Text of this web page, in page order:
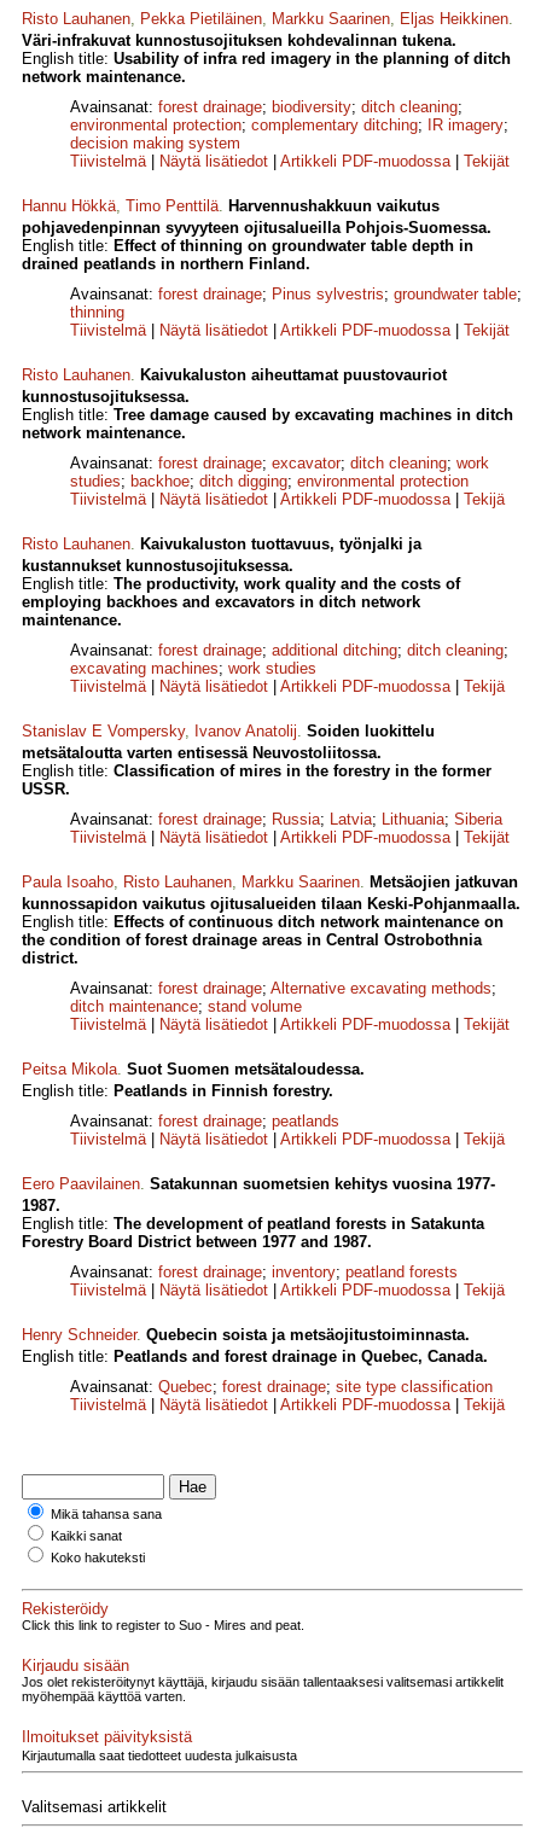
Risto Lauhanen, Pekka Pietiläinen, Markku Saarinen, Eljas Heikkinen.
Väri-infrakuvat kunnostusojituksen kohdevalinnan tukena.
English title: Usability of infra red imagery in the planning of ditch
network maintenance.
Avainsanat: forest drainage; biodiversity; ditch cleaning;
environmental protection; complementary ditching; IR imagery;
decision making system
Tiivistelmä| Näytä lisätiedot Artikkeli PDF-muodossa| Tekijät
Hannu Hökkä, Timo Penttilä. Harvennushakkuun vaikutus
pohjavedenpinnan syvyyteen ojitusalueilla Pohjois-Suomessa.
English title: Effect of thinning on groundwater table depth in
drained peatlands in northern Finland.
Avainsanat: forest drainage; Pinus sylvestris; groundwater table;
thinning
Tiivistelmä| Näytä lisätiedot Artikkeli PDF-muodossa| Tekijät
Risto Lauhanen. Kaivukaluston aiheuttamat puustovauriot
kunnostusojituksessa.
English title: Tree damage caused by excavating machines in ditch
network maintenance.
Avainsanat: forest drainage; excavator; ditch cleaning; work
studies; backhoe; ditch digging; environmental protection
Tiivistelmä| Näytä lisätiedot Artikkeli PDF-muodossa| Tekijä
Risto Lauhanen. Kaivukaluston tuottavuus, työnjalki ja
kustannukset kunnostusojituksessa.
English title: The productivity, work quality and the costs of
employing backhoes and excavators in ditch network
maintenance.
Avainsanat: forest drainage; additional ditching; ditch cleaning;
excavating machines; work studies
Tiivistelmä| Näytä lisätiedot Artikkeli PDF-muodossa| Tekijä
Stanislav E Vompersky, Ivanov Anatolij. Soiden luokittelu
metsätaloutta varten entisessä Neuvostoliitossa.
English title: Classification of mires in the forestry in the former
USSR.
Avainsanat: forest drainage; Russia; Latvia; Lithuania; Siberia
Tiivistelmä| Näytä lisätiedot Artikkeli PDF-muodossa| Tekijät
Paula Isoaho, Risto Lauhanen, Markku Saarinen. Metsäojien jatkuvan
kunnossapidon vaikutus ojitusalueiden tilaan Keski-Pohjanmaalla.
English title: Effects of continuous ditch network maintenance on
the condition of forest drainage areas in Central Ostrobothnia
district.
Avainsanat: forest drainage; Alternative excavating methods;
ditch maintenance; stand volume
Tiivistelmä| Näytä lisätiedot Artikkeli PDF-muodossa| Tekijät
Peitsa Mikola. Suot Suomen metsätaloudessa.
English title: Peatlands in Finnish forestry.
Avainsanat: forest drainage; peatlands
Tiivistelmä| Näytä lisätiedot Artikkeli PDF-muodossa| Tekijä
Eero Paavilainen. Satakunnan suometsien kehitys vuosina 1977-
1987.
English title: The development of peatland forests in Satakunta
Forestry Board District between 1977 and 1987.
Avainsanat: forest drainage; inventory; peatland forests
Tiivistelmä| Näytä lisätiedot Artikkeli PDF-muodossa| Tekijä
Henry Schneider. Quebecin soista ja metsäojitustoiminnasta.
English title: Peatlands and forest drainage in Quebec, Canada.
Avainsanat: Quebec; forest drainage; site type classification
Tiivistelmä| Näytä lisätiedot Artikkeli PDF-muodossa| Tekijä
Mikä tahansa sana
Kaikki sanat
Koko hakuteksti
Rekisteröidy
Click this link to register to Suo - Mires and peat.
Kirjaudu sisään
Jos olet rekisteröitynyt käyttäjä, kirjaudu sisään tallentaaksesi valitsemasi artikkelit
myöhempää käyttöä varten.
Ilmoitukset päivityksistä
Kirjautumalla saat tiedotteet uudesta julkaisusta
Valitsemasi artikkelit